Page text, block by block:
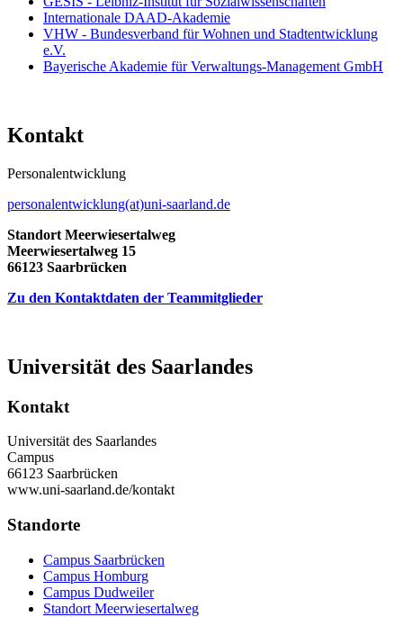
Internationale DAAD-Akademie
VHW - Bundesverband für Wohnen und Stadtentwicklung
e.V.
Bayerische Akademie für Verwaltungs-Management GmbH
Kontakt
Personalentwicklung
personalentwicklung(at)uni-saarland.de
Standort Meerwiesertalweg
Meerwiesertalweg 15
66123 Saarbrücken
Zu den Kontaktdaten der Teammitglieder
Universität des Saarlandes
Kontakt
Universität des Saarlandes
Campus
66123 Saarbrücken
www.uni-saarland.de/kontakt
Standorte
Campus Saarbrücken
Campus Homburg
Campus Dudweiler
Standort Meerwiesertalweg